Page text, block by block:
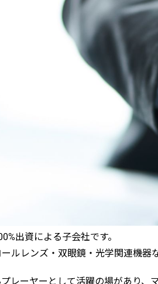
出資による子会社です。
ルレンズ・双眼鏡・光学関連機器
ーヤーとして活躍の場があり、